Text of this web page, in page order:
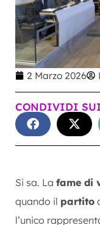
2 Marzo 2026
CONDIVIDI
Si sa. La fame di
quando il partito
l’unico